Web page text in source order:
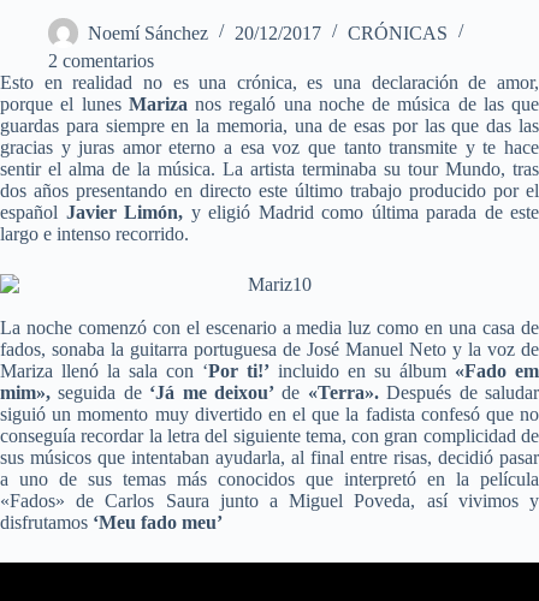
Noemí Sánchez 20/12/2017
CRÓNICAS
2 comentarios
Esto en realidad no es una crónica, es una declaración de amor,
porque el lunes Mariza nos regaló una noche de música de las que
guardas para siempre en la memoria, una de esas por las que das las
gracias y juras amor eterno a esa voz que tanto transmite y te hace
sentir el alma de la música. La artista terminaba su tour Mundo, tras
dos años presentando en directo este último trabajo producido por el
español Javier Limón, y eligió Madrid como última parada de este
largo e intenso recorrido.
La noche comenzó con el escenario a media luz como en una casa de
fados, sonaba la guitarra portuguesa de José Manuel Neto y la voz de
Mariza llenó la sala con ‘Por ti!’ incluido en su álbum «Fado em
mim»,seguida de‘Já me deixou’ de «Terra».Después de saludar
siguió un momento muy divertido en el que la fadista confesó que no
conseguía recordar la letra del siguiente tema, con gran complicidad de
sus músicos que intentaban ayudarla, al final entre risas, decidió pasar
a uno de sus temas más conocidos que interpretó en la película
«Fados» de Carlos Saura junto a Miguel Poveda, así vivimos y
disfrutamos ‘Meu fado meu’